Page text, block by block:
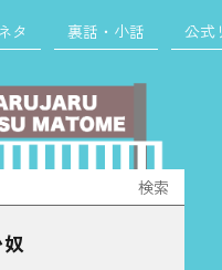
タ 裏話・小話 公式